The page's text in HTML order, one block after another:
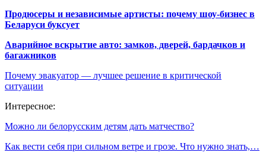
Продюсеры и независимые артисты: почему шоу-бизнес в
Беларуси буксует
Аварийное вскрытие авто: замков, дверей, бардачков и
багажников
Почему эвакуатор — лучшее решение в критической
ситуации
Интересное:
Можно ли белорусским детям дать матчество?
Как вести себя при сильном ветре и грозе. Что нужно знать,…